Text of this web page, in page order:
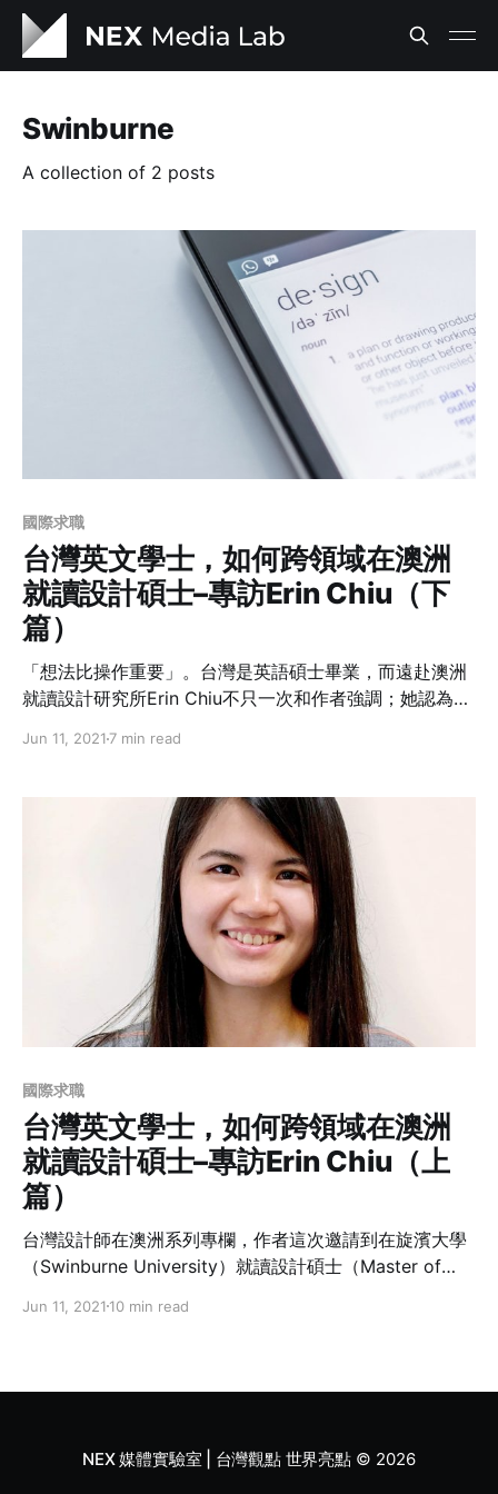
Swinburne
A collection of 2 posts
國際求職
台灣英文學士，如何跨領域在澳洲
就讀設計碩士–專訪Erin Chiu（下
篇）
「想法比操作重要」。台灣是英語碩士畢業，而遠赴澳洲
就讀設計研究所Erin Chiu不只一次和作者強調；她認為學
設計產業之外，和不同國籍的同學一起學習，也讓剛開始
中增強了自信也打開了腦袋。
Jun 11, 2021 7 min read
國際求職
台灣英文學士，如何跨領域在澳洲
就讀設計碩士–專訪Erin Chiu（上
篇）
台灣設計師在澳洲系列專欄，作者這次邀請到在旋濱大學
（Swinburne University）就讀設計碩士（Master of
享她如何從一個非設計專業的學士生，在澳洲就讀設計研
Jun 11, 2021 10 min read
NEX 媒體實驗室 | 台灣觀點 世界亮點© 2026